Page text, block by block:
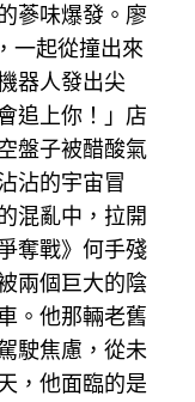
蔘味爆發。廖
一起從撞出來
器人發出尖
追上你！」店
盤子被醋酸氣
沾的宇宙冒
混亂中，拉開
奪戰》何手殘
兩個巨大的陰
。他那輛老舊
駛焦慮，從未
，他面臨的是